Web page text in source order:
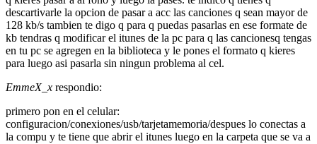
descartivarle la opcion de pasar a acc las canciones q sean mayor de
128 kb/s tambien te digo q para q puedas pasarlas en ese formate de
kb tendras q modificar el itunes de la pc para q las cancionesq tengas
en tu pc se agregen en la biblioteca y le pones el formato q kieres
para luego asi pasarla sin ningun problema al cel.
EmmeX_x respondio:
primero pon en el celular:
configuracion/conexiones/usb/tarjetamemoria/despues lo conectas a
la compu y te tiene que abrir el itunes luego en la carpeta que se va a